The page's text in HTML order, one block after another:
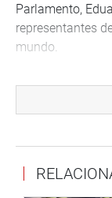
Parlamento,
representantes
mundo.